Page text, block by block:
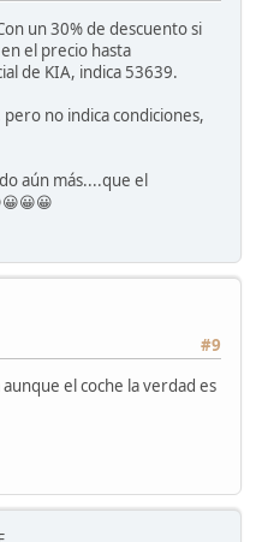
un 30% de descuento si
el precio hasta
de KIA, indica 53639.
no indica condiciones,
aún más....que el
#9
el coche la verdad es